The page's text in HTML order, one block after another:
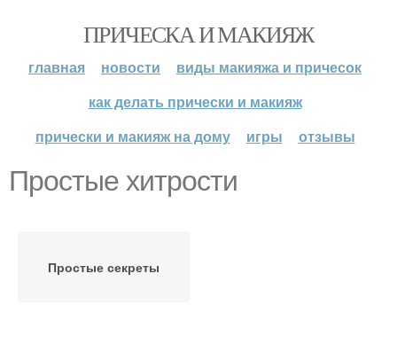
ПРИЧЕСКА И МАКИЯЖ
главная новости
виды макияжа и причесок
как делать прически и макияж
прически и макияж на дому
игры отзывы
Простые хитрости
Простые секреты